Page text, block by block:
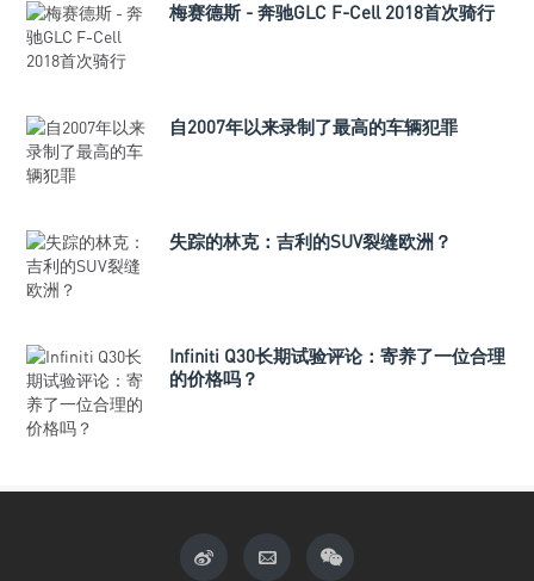
梅赛德斯 - 奔驰GLC F-Cell 2018首次骑行
自2007年以来录制了最高的车辆犯罪
失踪的林克：吉利的SUV裂缝欧洲？
Infiniti Q30长期试验评论：寄养了一位合理
的价格吗？